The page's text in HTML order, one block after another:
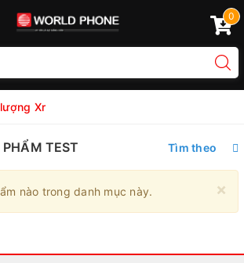
0
Xr
TEST Tìm theo
×
nào trong danh mục này.